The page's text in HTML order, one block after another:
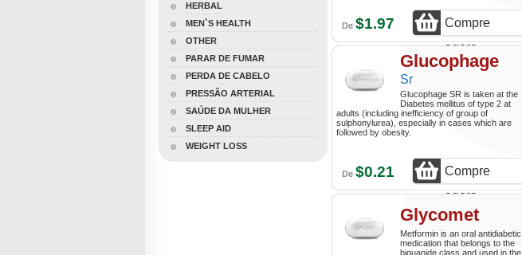
HERBAL
MEN`S HEALTH
OTHER
PARAR DE FUMAR
PERDA DE CABELO
PRESSÃO ARTERIAL
SAÚDE DA MULHER
SLEEP AID
WEIGHT LOSS
De $1.97
Compre
agora
Glucophage
Sr
Glucophage SR is taken at the
Diabetes mellitus of type 2 at
adults (including inefficiency of group of
sulphonylurea), especially in cases which are
followed by obesity.
De $0.21
Compre
agora
Glycomet
Metformin is an oral antidiabetic
medication that belongs to the
biguanide class and used in the